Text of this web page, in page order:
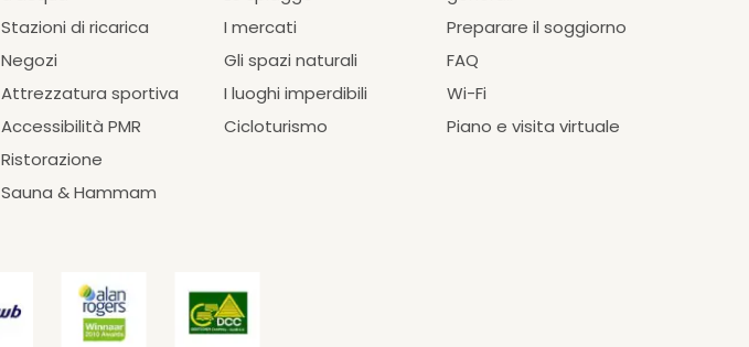
Stazioni di ricarica
Negozi
Attrezzatura sportiva
Accessibilità PMR
Ristorazione
Sauna & Hammam
I mercati
Gli spazi naturali
I luoghi imperdibili
Cicloturismo
Preparare il soggiorno
FAQ
Wi-Fi
Piano e visita virtuale